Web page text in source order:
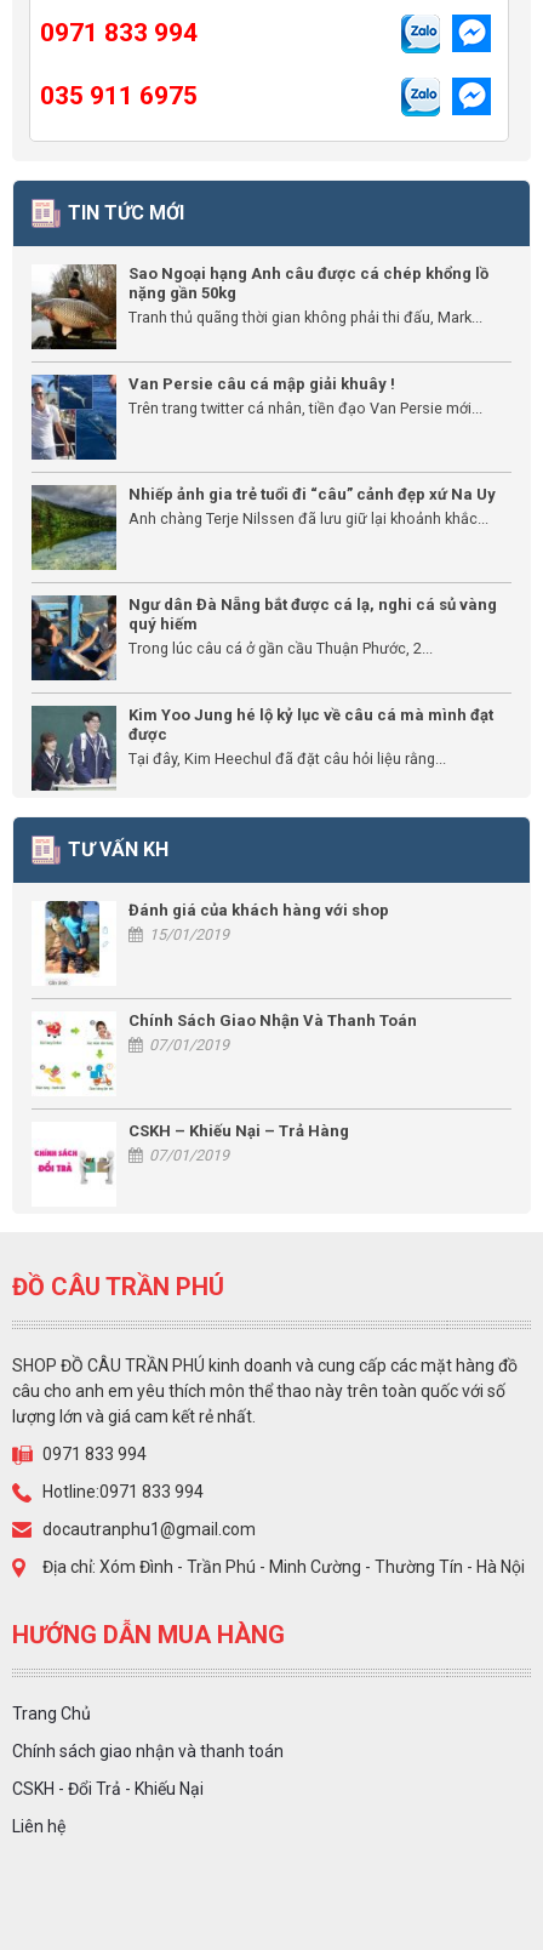
0971 833 994
035 911 6975
TIN TỨC MỚI
Sao Ngoại hạng Anh câu được cá chép khổng lồ
nặng gần 50kg
Tranh thủ quãng thời gian không phải thi đấu, Mark...
Van Persie câu cá mập giải khuây !
Trên trang twitter cá nhân, tiền đạo Van Persie mới...
Nhiếp ảnh gia trẻ tuổi đi “câu” cảnh đẹp xứ Na Uy
Anh chàng Terje Nilssen đã lưu giữ lại khoảnh khắc...
Ngư dân Đà Nẵng bắt được cá lạ, nghi cá sủ vàng
quý hiếm
Trong lúc câu cá ở gần cầu Thuận Phước, 2...
Kim Yoo Jung hé lộ kỷ lục về câu cá mà mình đạt
được
Tại đây, Kim Heechul đã đặt câu hỏi liệu rằng...
TƯ VẤN KH
Đánh giá của khách hàng với shop
15/01/2019
Chính Sách Giao Nhận Và Thanh Toán
07/01/2019
CSKH – Khiếu Nại – Trả Hàng
07/01/2019
ĐỒ CÂU TRẦN PHÚ
SHOP ĐỒ CÂU TRẦN PHÚ kinh doanh và cung cấp các mặt hàng đồ
câu cho anh em yêu thích môn thể thao này trên toàn quốc với số
lượng lớn và giá cam kết rẻ nhất.
0971 833 994
Hotline:0971 833 994
docautranphu1@gmail.com
Địa chỉ: Xóm Đình - Trần Phú - Minh Cường - Thường Tín - Hà Nội
HƯỚNG DẪN MUA HÀNG
Trang Chủ
Chính sách giao nhận và thanh toán
CSKH - Đổi Trả - Khiếu Nại
Liên hệ